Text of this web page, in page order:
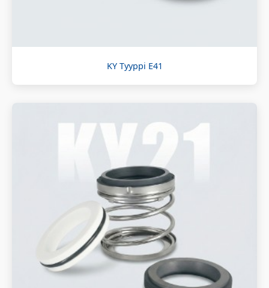
KY Tyyppi E41